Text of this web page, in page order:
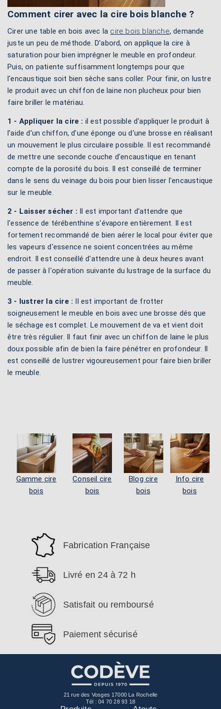
Comment cirer avec la cire bois blanche ?
Cirer une table en bois avec la cire bois blanche, demande
juste un peu de méthode. D'abord, on applique la cire à
saturation pour bien imprégner le meuble en profondeur.
Puis, on patiente suffisamment longtemps pour que
l'encaustique soit bien sèche sans coller. Pour finir, on lustre
le produit avec un chiffon de laine non plucheux pour bien
faire briller le matériau.
1 - Appliquer la cire : il est possible d'appliquer le produit à
l’aide d’un chiffon, d'une éponge ou d'une brosse en réalisant
un mouvement le plus circulaire possible. Il est recommandé
de mettre une seconde couche d'encaustique en tenant
compte de la porosité du bois. Il est conseillé de terminer
dans le sens du veinage du bois pour bien lisser l'encaustique
sur le meuble.
2 - Laisser sécher : Il est important d'attendre que
l'essence de térébenthine s'évapore entièrement. Il est
fortement recommandé de bien aérer le local pour éviter que
les vapeurs d'essence ne soient concentrées au même
endroit. Il est conseillé d'attendre une à deux heures avant
de passer à l'opération suivante du lustrage de la surface du
meuble.
3 - lustrer la cire : Il est important de frotter
soigneusement le meuble en bois avec une brosse dés que
le séchage est complet. Le mouvement de va et vient doit
être très régulier. Il faut finir avec un chiffon de laine le plus
doux possible afin de bien la faire pénétrer en profondeur. Il
est conseillé de lustrer vigoureusement pour faire bien briller
le meuble.
Gamme cire
bois
Conseil cire
bois
Blog cire
bois
Info cire
bois
Fabrication Française
Livré en 24 à 72 h
Satisfait ou remboursé
Paiement sécurisé
21 rue des Vosges 17000 La Rochelle
Tél :04 70 28 93 18